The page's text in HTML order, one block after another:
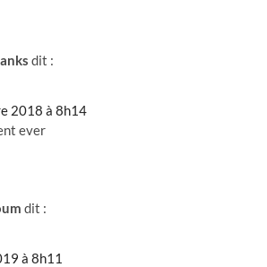
dit :
2018 à 8h14
ever
dit :
à 8h11